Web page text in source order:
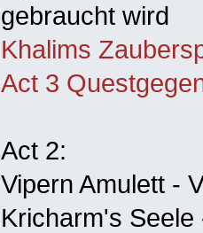
gebraucht wird
Khalims
Act 3
Act 2:
Vipern Amulett -
Kricharm's